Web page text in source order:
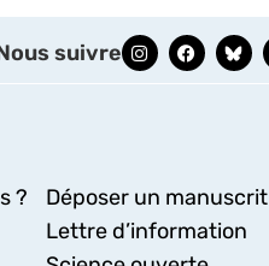
suivre
?
Déposer un manuscrit
Lettre d’information